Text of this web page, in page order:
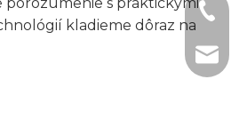
kladieme dôraz na
+1
+86-